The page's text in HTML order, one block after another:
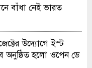
বাঁধা নেই ভারত
উদ্যোগে ইস্ট
অনুষ্ঠিত হলো ওপেন ডে